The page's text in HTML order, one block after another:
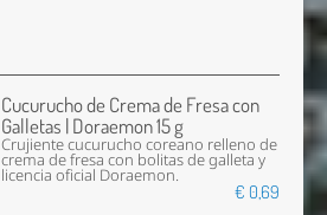
Cucurucho de Crema de Fresa con
Galletas | Doraemon 15 g
Crujiente cucurucho coreano relleno de
crema de fresa con bolitas de galleta y
licencia oficial Doraemon.
€ 0,69